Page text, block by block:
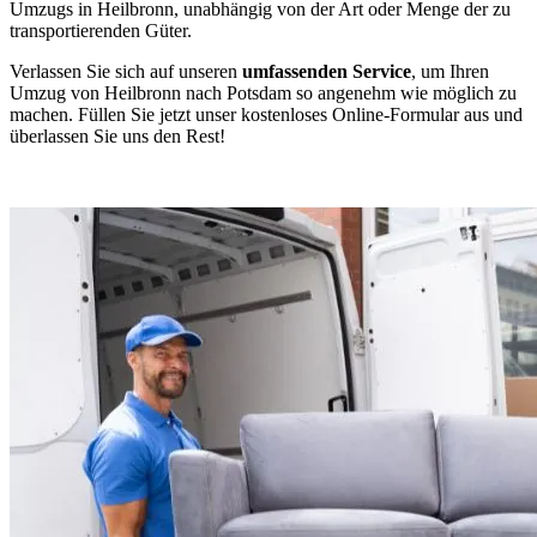
Umzugs in Heilbronn, unabhängig von der Art oder Menge der zu
transportierenden Güter.
Verlassen Sie sich auf unseren umfassenden Service, um Ihren
Umzug von Heilbronn nach Potsdam so angenehm wie möglich zu
machen. Füllen Sie jetzt unser kostenloses Online-Formular aus und
überlassen Sie uns den Rest!